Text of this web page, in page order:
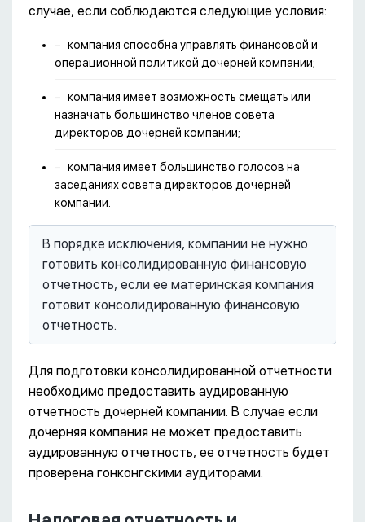
случае, если соблюдаются следующие условия:
компания способна управлять финансовой и
операционной политикой дочерней компании;
компания имеет возможность смещать или
назначать большинство членов совета
директоров дочерней компании;
компания имеет большинство голосов на
заседаниях совета директоров дочерней
компании.
В порядке исключения, компании не нужно
готовить консолидированную финансовую
отчетность, если ее материнская компания
готовит консолидированную финансовую
отчетность.
Для подготовки консолидированной отчетности
необходимо предоставить аудированную
отчетность дочерней компании. В случае если
дочерняя компания не может предоставить
аудированную отчетность, ее отчетность будет
проверена гонконгскими аудиторами.